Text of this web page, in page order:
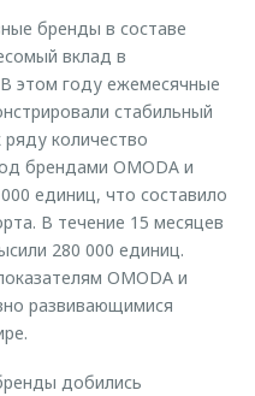
бренды в составе
вклад в
этом году ежемесячные
стабильный
количество
брендами OMODA и
единиц, что составило
В течение 15 месяцев
280 000 единиц.
OMODA и
развивающимися
добились